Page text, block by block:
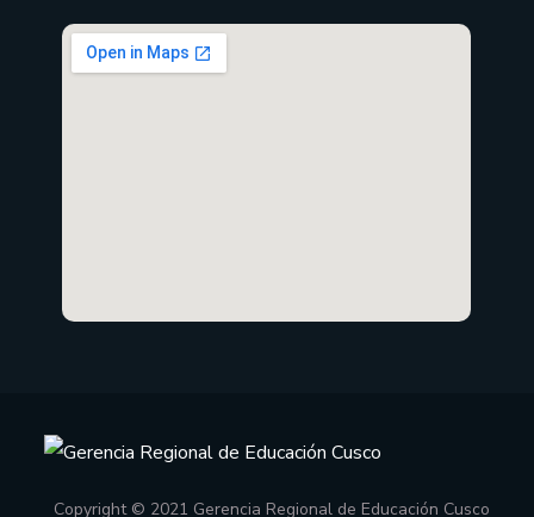
Copyright © 2021 Gerencia Regional de Educación Cusco